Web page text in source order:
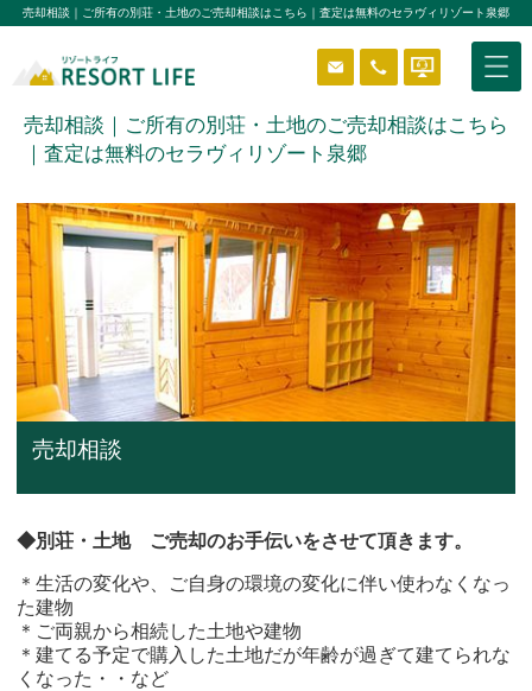
売却相談｜ご所有の別荘・土地のご売却相談はこちら｜査定は無料のセラヴィリゾート泉郷
物件を探す
はじめようリゾートライフ
分譲エリア
ニュース＆ブログ
建築・リフォーム
売却相談｜ご所有の別荘・土地のご売却相談はこちら
｜査定は無料のセラヴィリゾート泉郷
売却相談
◆別荘・土地 ご売却のお手伝いをさせて頂きます。
＊生活の変化や、ご自身の環境の変化に伴い使わなくなっ
た建物
＊ご両親から相続した土地や建物
＊建てる予定で購入した土地だが年齢が過ぎて建てられな
くなった・・など